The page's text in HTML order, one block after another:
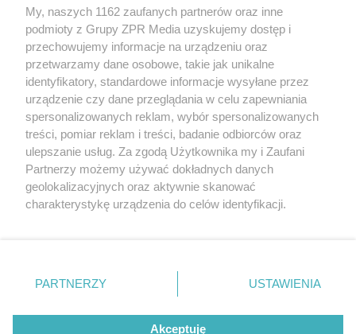
Żaden utwór zamieszczony w serwisie nie może być powielany i
rozpowszechniany lub dalej rozpowszechniany w jakikolwiek sposób (w
tym także elektroniczny lub mechaniczny) na jakimkolwiek polu
eksploatacji w jakiejkolwiek formie, włącznie z umieszczaniem w
Internecie bez pisemnej zgody właściciela praw. Jakiekolwiek użycie lub
wykorzystanie utworów w całości lub w części z naruszeniem prawa,
tzn. bez właściwej zgody, jest zabronione pod groźbą kary i może być
ścigane prawnie.
© 2026 Grupa ZPR Media
My, naszych 1162 zaufanych partnerów oraz inne
podmioty z Grupy ZPR Media uzyskujemy dostęp i
przechowujemy informacje na urządzeniu oraz
przetwarzamy dane osobowe, takie jak unikalne
identyfikatory, standardowe informacje wysyłane przez
urządzenie czy dane przeglądania w celu zapewniania
spersonalizowanych reklam, wybór spersonalizowanych
treści, pomiar reklam i treści, badanie odbiorców oraz
ulepszanie usług. Za zgodą Użytkownika my i Zaufani
Partnerzy możemy używać dokładnych danych
geolokalizacyjnych oraz aktywnie skanować
charakterystykę urządzenia do celów identyfikacji.
zmienić/wycofać klikając przycisk ustawień prywatności
znajdujący się w lewym dolnym rogu strony
rodzaje przetwarzania danych nie wymagają zgody
użytkownika, ale masz prawo sprzeciwić się takiemu
PARTNERZY USTAWIENIA
Akceptuję